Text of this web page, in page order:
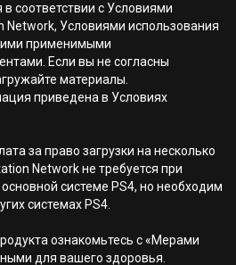
в соответствии с Условиями
Network, Условиями использования
применимыми
Если вы не согласны
материалы.
приведена в Условиях
за право загрузки на несколько
Network не требуется при
системе PS4, но необходим
системах PS4.
ознакомьтесь с «Мерами
для вашего здоровья.